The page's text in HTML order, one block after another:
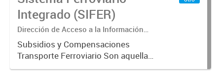
Integrado (SIFER)
Dirección de Acceso a la Información
Pública y Transparencia
Subsidios y Compensaciones
Transporte Ferroviario Son aquellas
transferencias realizadas por la